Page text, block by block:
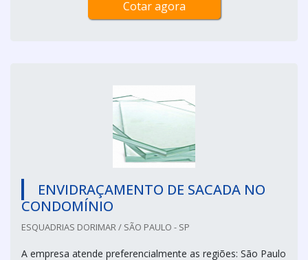
Cotar agora
ENVIDRAÇAMENTO DE SACADA NO
CONDOMÍNIO
ESQUADRIAS DORIMAR / SÃO PAULO - SP
A empresa atende preferencialmente as regiões: São Paulo